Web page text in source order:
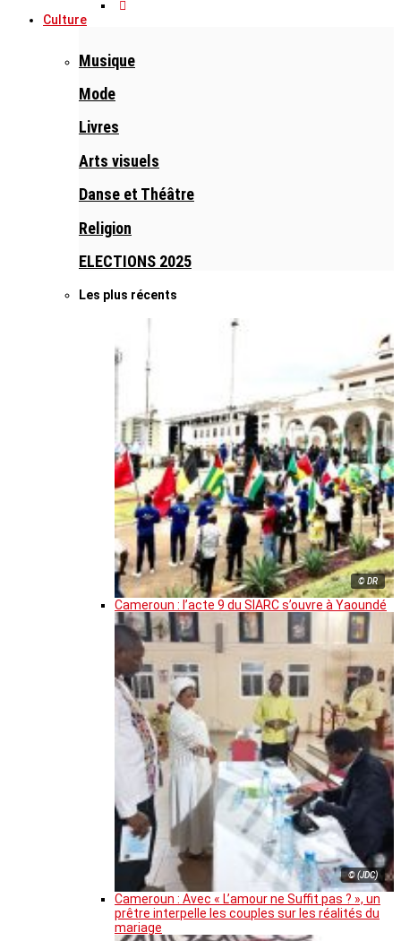
Culture
Musique
Mode
Livres
Arts visuels
Danse et Théâtre
Religion
ELECTIONS 2025
Les plus récents
© DR
Cameroun : l’acte 9 du SIARC s’ouvre à Yaoundé
© (JDC)
Cameroun : Avec « L’amour ne Suffit pas ? », un
prêtre interpelle les couples sur les réalités du
mariage